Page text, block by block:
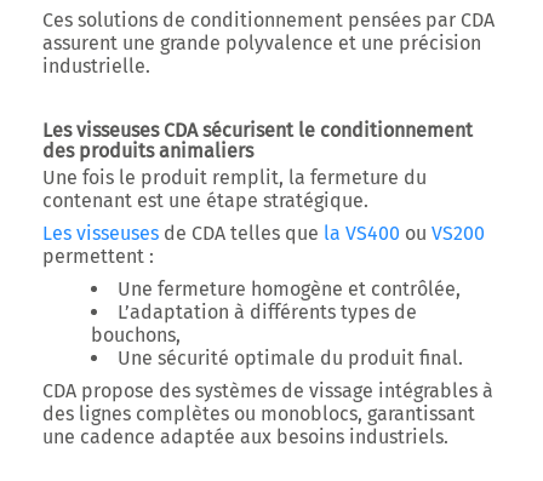
Ces solutions de conditionnement pensées par CDA
assurent une grande polyvalence et une précision
industrielle.
Les visseuses CDA sécurisent le conditionnement
des produits animaliers
Une fois le produit remplit, la fermeture du
contenant est une étape stratégique.
Les visseuses de CDA telles que la VS400 ou VS200
permettent :
Une fermeture homogène et contrôlée,
L’adaptation à différents types de
bouchons,
Une sécurité optimale du produit final.
CDA propose des systèmes de vissage intégrables à
des lignes complètes ou monoblocs, garantissant
une cadence adaptée aux besoins industriels.